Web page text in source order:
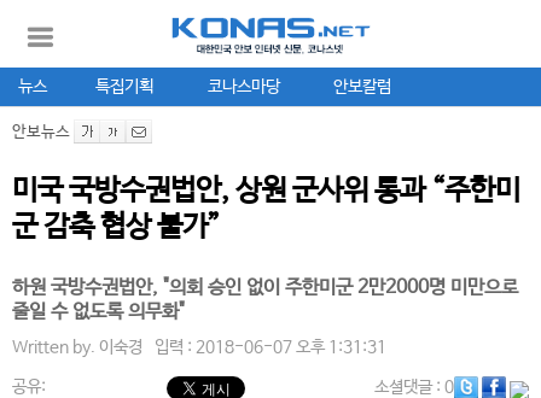
뉴스 특집기획 코나스마당 안보칼럼
안보뉴스
미국 국방수권법안, 상원 군사위 통과 “주한미
군 감축 협상 불가”
하원 국방수권법안, "의회 승인 없이 주한미군 2만2000명 미만으로
줄일 수 없도록 의무화"
Written by. 이숙경 입력 : 2018-06-07 오후 1:31:31
공유: 소셜댓글: 0